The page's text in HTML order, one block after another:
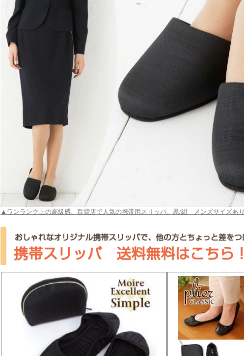
▲ワンランク上の高級感、百貨店で人気の携帯用スリッパ。黒/紺 メンズサイズあり